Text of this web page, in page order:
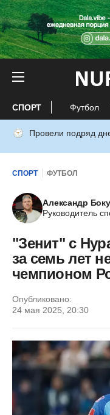
СПОРТ Футбол
Провели подряд
СПОРТ ФУТБОЛ
Александр
Руководитель
"Зенит" с
за семь лет
чемпионом
Опубликовано:
24 мая 2025, 20:30